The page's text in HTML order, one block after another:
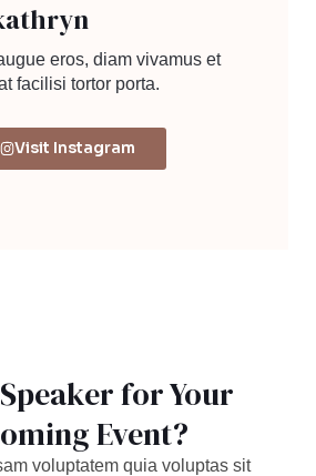
eros, diam vivamus et
facilisi tortor porta.
Visit Instagram
for Your
Event?
voluptatem quia voluptas sit